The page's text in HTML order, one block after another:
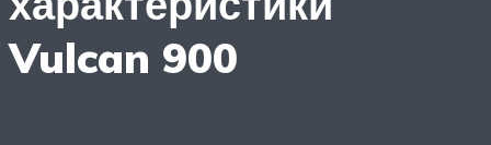
Vulcan 900